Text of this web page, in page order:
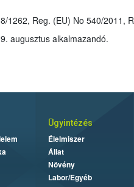
1085 EU rendelet 2019. augusztus alkalmazandó.
Ügyintézés
Élelmiszer
Állat
Növény
Labor/Egyéb